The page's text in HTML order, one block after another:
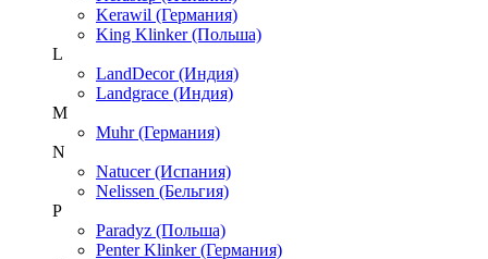
Kerawil (Германия)
King Klinker (Польша)
L
LandDecor (Индия)
Landgrace (Индия)
M
Muhr (Германия)
N
Natucer (Испания)
Nelissen (Бельгия)
P
Paradyz (Польша)
Penter Klinker (Германия)